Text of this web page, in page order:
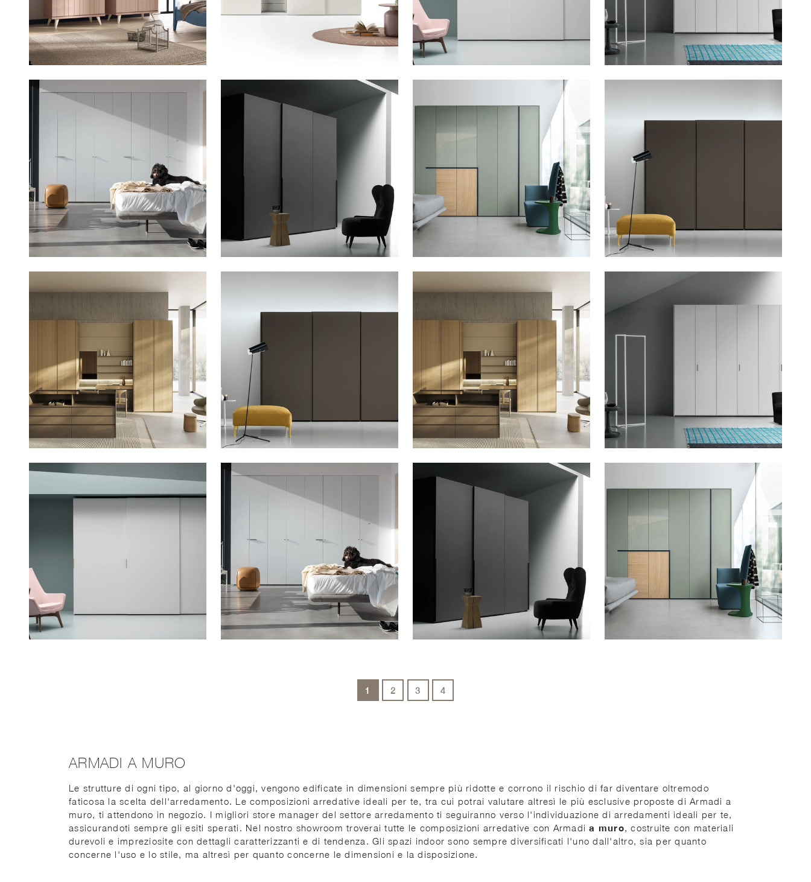
1 2 3 4
ARMADI A MURO
Le strutture di ogni tipo, al giorno d'oggi, vengono edificate in dimensioni sempre più ridotte e corrono il rischio di far diventare oltremodo
faticosa la scelta dell'arredamento. Le composizioni arredative ideali per te, tra cui potrai valutare altresì le più esclusive proposte di Armadi a
muro, ti attendono in negozio. I migliori store manager del settore arredamento ti seguiranno verso l'individuazione di arredamenti ideali per te,
assicurandoti sempre gli esiti sperati. Nel nostro showroom troverai tutte le composizioni arredative con Armadia muro, costruite con materiali
durevoli e impreziosite con dettagli caratterizzanti e di tendenza. Gli spazi indoor sono sempre diversificati l'uno dall'altro, sia per quanto
concerne l'uso e lo stile, ma altresì per quanto concerne le dimensioni e la disposizione.